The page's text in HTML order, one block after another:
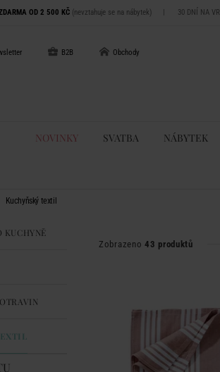
OD 2 500 KČ (nevztahuje se na nábytek) | 30 DNÍ NA
B2B Obchody
NOVINKY SVATBA NÁBYTEK
Kuchyňský textil
KUCHYNĚ
Zobrazeno 43 produktů